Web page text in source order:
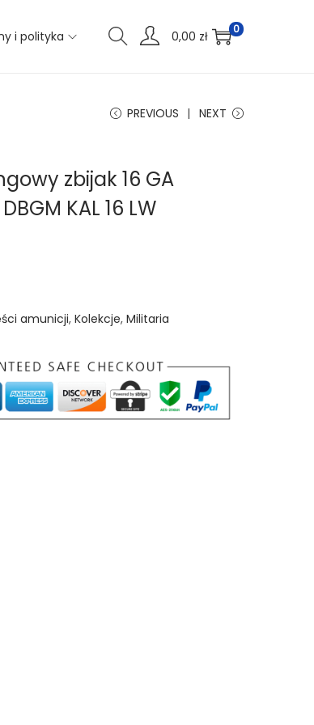
i polityka 0,00 zł 0
PREVIOUS NEXT
zbijak 16 GA
KAL 16 LW
amunicji, Kolekcje, Militaria